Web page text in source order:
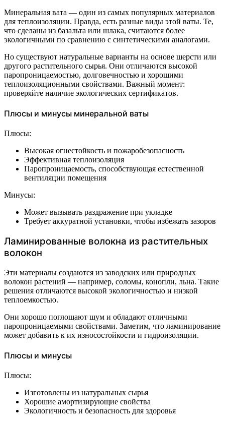
Минеральная вата — один из самых популярных материалов
для теплоизоляции. Правда, есть разные виды этой ваты. Те,
что сделаны из базальта или шлака, считаются более
экологичными по сравнению с синтетическими аналогами.
Но существуют натуральные варианты на основе шерсти или
другого растительного сырья. Они отличаются высокой
паропроницаемостью, долговечностью и хорошими
теплоизоляционными свойствами. Важный момент:
проверяйте наличие экологических сертификатов.
Плюсы и минусы минеральной ваты
Плюсы:
Высокая огнестойкость и пожаробезопасность
Эффективная теплоизоляция
Паропроницаемость, способствующая естественной
вентиляции помещения
Минусы:
Может вызывать раздражение при укладке
Требует аккуратной установки, чтобы избежать зазоров
Ламинированные волокна из растительных
волокон
Эти материалы создаются из заводских или природных
волокон растений — например, соломы, конопли, льна. Такие
решения отличаются высокой экологичностью и низкой
теплоемкостью.
Они хорошо поглощают шум и обладают отличными
паропроницаемыми свойствами. Заметим, что ламинирование
может добавить к их износостойкости и гидроизоляции.
Плюсы и минусы
Плюсы:
Изготовлены из натуральных сырья
Хорошие амортизирующие свойства
Экологичность и безопасность для здоровья